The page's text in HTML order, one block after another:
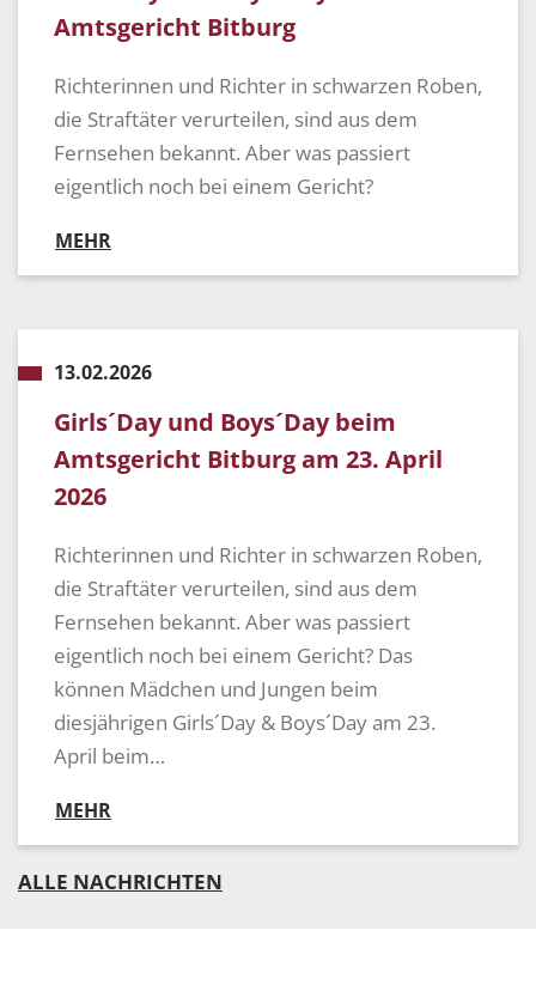
ALLE NACHRICHTEN
Amtsgericht Bitburg
Richterinnen und Richter in schwarzen Roben,
die Straftäter verurteilen, sind aus dem
Fernsehen bekannt. Aber was passiert
eigentlich noch bei einem Gericht?
MEHR
13.02.2026
Girls´Day und Boys´Day beim
Amtsgericht Bitburg am 23. April
2026
Richterinnen und Richter in schwarzen Roben,
die Straftäter verurteilen, sind aus dem
Fernsehen bekannt. Aber was passiert
eigentlich noch bei einem Gericht? Das
können Mädchen und Jungen beim
diesjährigen Girls´Day & Boys´Day am 23.
April beim…
MEHR